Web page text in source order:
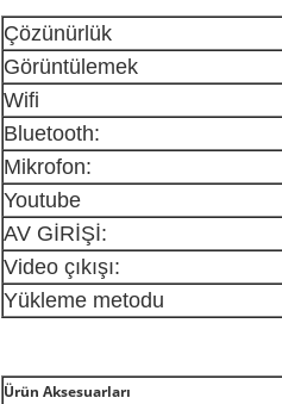
Çözünürlük
Görüntülemek
Wifi
Bluetooth:
Mikrofon:
Youtube
AV GİRİŞİ:
Video çıkışı:
Yükleme metodu
Ürün Aksesuarları